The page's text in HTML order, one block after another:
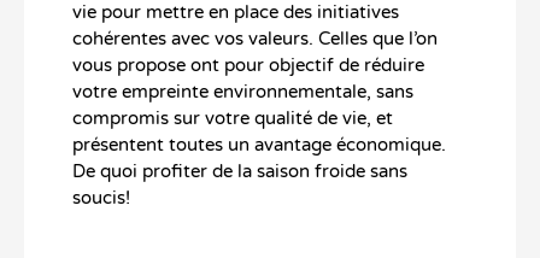
vie pour mettre en place des initiatives
cohérentes avec vos valeurs. Celles que l’on
vous propose ont pour objectif de réduire
votre empreinte environnementale, sans
compromis sur votre qualité de vie, et
présentent toutes un avantage économique.
De quoi profiter de la saison froide sans
soucis!